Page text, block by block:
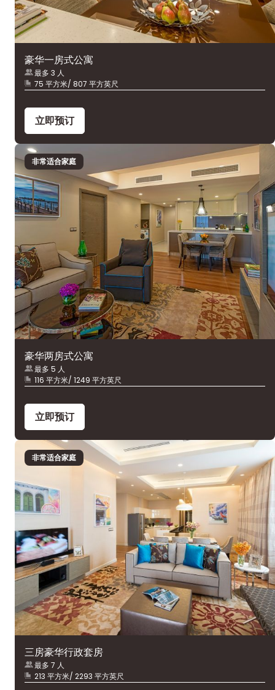
豪华一房式公寓
最多 3 人
75 平方米/ 807 平方英尺
立即预订
非常适合家庭
豪华两房式公寓
最多 5 人
116 平方米/ 1249 平方英尺
立即预订
非常适合家庭
三房豪华行政套房
最多 7 人
213 平方米/ 2293 平方英尺